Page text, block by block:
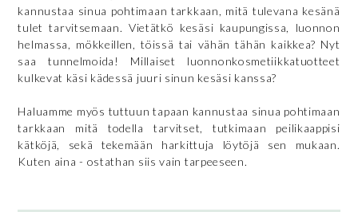
kannustaa sinua pohtimaan tarkkaan, mitä tulevana kesänä
tulet tarvitsemaan. Vietätkö kesäsi kaupungissa, luonnon
helmassa, mökkeillen, töissä tai vähän tähän kaikkea? Nyt
saa tunnelmoida! Millaiset luonnonkosmetiikkatuotteet
kulkevat käsi kädessä juuri sinun kesäsi kanssa?
Haluamme myös tuttuun tapaan kannustaa sinua pohtimaan
tarkkaan mitä todella tarvitset, tutkimaan peilikaappisi
kätköjä, sekä tekemään harkittuja löytöjä sen mukaan.
Kuten aina - ostathan siis vain tarpeeseen.